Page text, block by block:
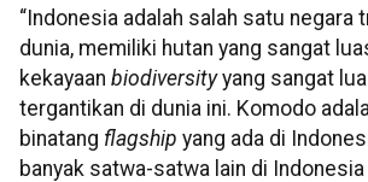
“Indonesia adalah salah satu negara
dunia, memiliki hutan yang sangat
kekayaan biodiversityyang sangat
tergantikan di dunia ini. Komodo
binatang flagship yang ada di
banyak satwa-satwa lain di